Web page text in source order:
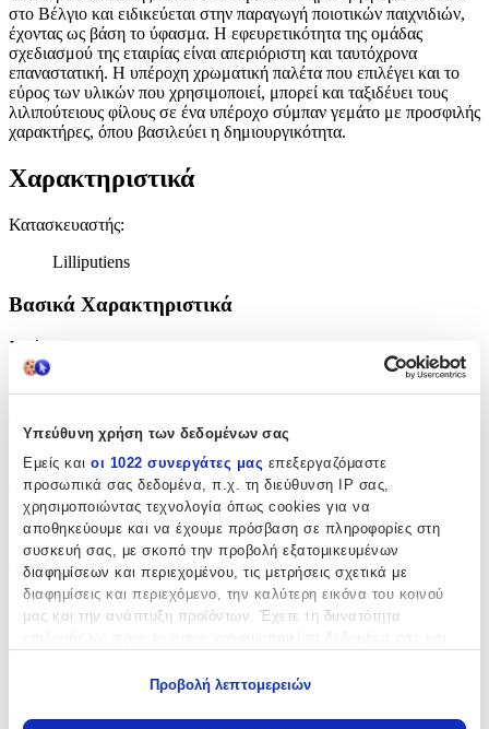
Υπεύθυνη χρήση των δεδομένων σας
Εμείς και οι 1022 συνεργάτες μας επεξεργαζόμαστε
προσωπικά σας δεδομένα, π.χ. τη διεύθυνση IP σας,
χρησιμοποιώντας τεχνολογία όπως cookies για να
αποθηκεύουμε και να έχουμε πρόσβαση σε πληροφορίες στη
συσκευή σας, με σκοπό την προβολή εξατομικευμένων
διαφημίσεων και περιεχομένου, τις μετρήσεις σχετικά με
διαφημίσεις και περιεχόμενο, την καλύτερη εικόνα του κοινού
μας και την ανάπτυξη προϊόντων. Έχετε τη δυνατότητα
Προβολή λεπτομερειών
στο Βέλγιο και ειδικεύεται στην παραγωγή ποιοτικών παιχνιδιών,
έχοντας ως βάση το ύφασμα. Η εφευρετικότητα της ομάδας
σχεδιασμού της εταιρίας είναι απεριόριστη και ταυτόχρονα
επαναστατική. Η υπέροχη χρωματική παλέτα που επιλέγει και το
εύρος των υλικών που χρησιμοποιεί, μπορεί και ταξιδέυει τους
λιλιπούτειους φίλους σε ένα υπέροχο σύμπαν γεμάτο με προσφιλής
χαρακτήρες, όπου βασιλεύει η δημιουργικότητα.
Χαρακτηριστικά
Κατασκευαστής:
Lilliputiens
Βασικά Χαρακτηριστικά
Χρώμα
Αγόρι
Τύπος:
Πλάτης
Τάξη:
Νηπιαγωγείου
Διαστάσεις